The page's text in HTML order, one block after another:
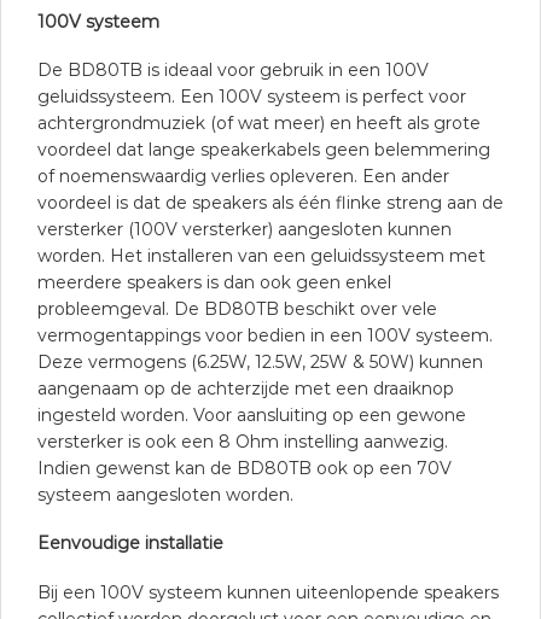
100V systeem
De BD80TB is ideaal voor gebruik in een 100V
geluidssysteem. Een 100V systeem is perfect voor
achtergrondmuziek (of wat meer) en heeft als grote
voordeel dat lange speakerkabels geen belemmering
of noemenswaardig verlies opleveren. Een ander
voordeel is dat de speakers als één flinke streng aan de
versterker (100V versterker) aangesloten kunnen
worden. Het installeren van een geluidssysteem met
meerdere speakers is dan ook geen enkel
probleemgeval. De BD80TB beschikt over vele
vermogentappings voor bedien in een 100V systeem.
Deze vermogens (6.25W, 12.5W, 25W & 50W) kunnen
aangenaam op de achterzijde met een draaiknop
ingesteld worden. Voor aansluiting op een gewone
versterker is ook een 8 Ohm instelling aanwezig.
Indien gewenst kan de BD80TB ook op een 70V
systeem aangesloten worden.
Eenvoudige installatie
Bij een 100V systeem kunnen uiteenlopende speakers